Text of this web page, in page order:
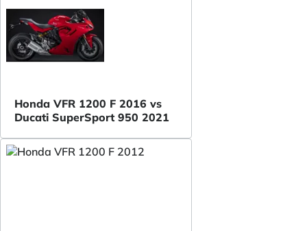
Honda VFR 1200 F 2016 vs
Ducati SuperSport 950 2021